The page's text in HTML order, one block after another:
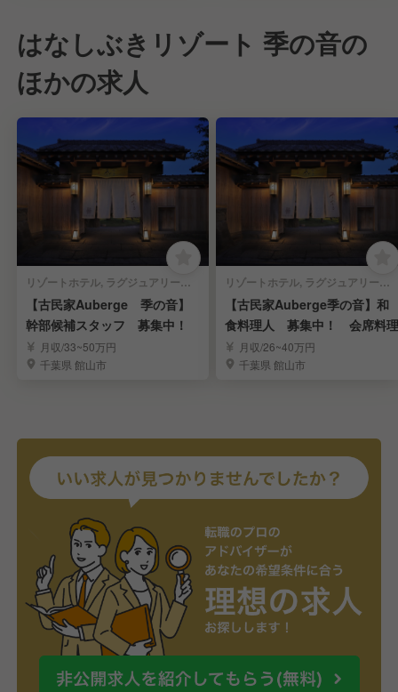
はなしぶきリゾート 季の音の
ほかの求人
リゾートホテル, ラグジュアリーホテル, 旅館・温泉, オーベルジュ | 宿泊部門 | マネージャー・支配人・副支配人・女将
【古民家Auberge 季の音】
幹部候補スタッフ 募集中！
月収/33~50万円
千葉県 館山市
リゾートホテル, ラグジュアリーホテル, 旅館・温泉, オーベルジュ | 調理部門 | キッチンスタッフ
【古民家Auberge季の音】和
食料理人 募集中！ 会席料理
月収/26~40万円
千葉県 館山市